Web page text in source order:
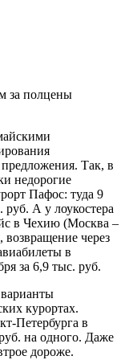
Так, в
недорогие
Пафос: туда 9
руб. А у лоукостера
в Чехию (Москва –
через
в
за 6,9 тыс. руб.
варианты
курортах.
Петербурга в
на одного. Даже
дороже.